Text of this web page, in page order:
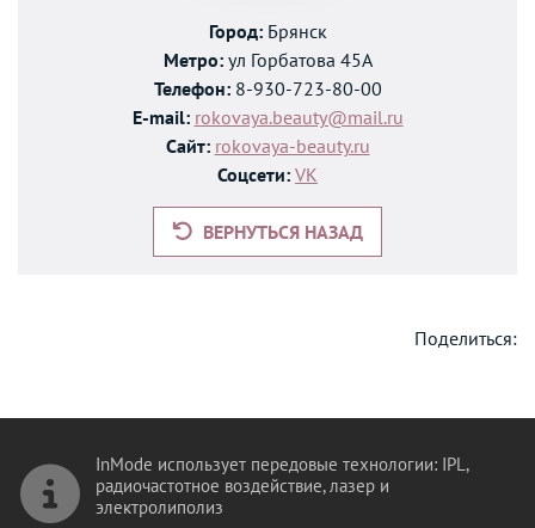
Город:Брянск
Метро:ул Горбатова 45А
Телефон:8-930-723-80-00
E-mail: rokovaya.beauty@mail.ru
Сайт: rokovaya-beauty.ru
Соцсети: VK
ВЕРНУТЬСЯ НАЗАД
Поделиться:
InMode использует передовые технологии: IPL,
радиочастотное воздействие, лазер и
электролиполиз